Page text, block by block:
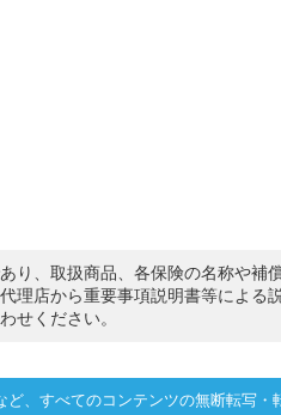
り、取扱商品、各保険の名称や補
理店から重要事項説明書等による
せください。
、すべてのコンテンツの無断転写・